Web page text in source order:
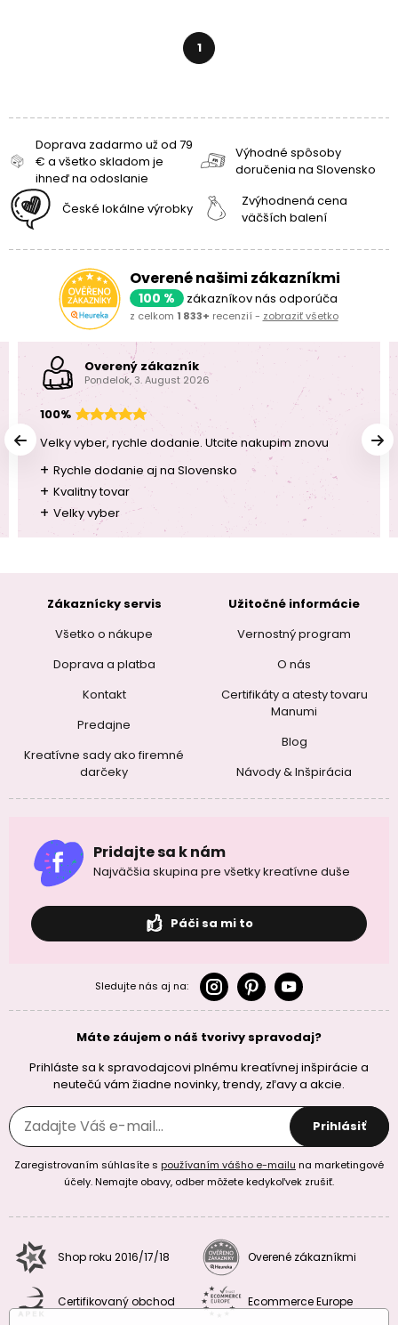
1
Doprava zadarmo už od 79
€ a všetko skladom je
ihneď na odoslanie
Výhodné spôsoby
doručenia na Slovensko
České lokálne výrobky
Zvýhodnená cena
väčších balení
Overené našimi zákazníkmi
100 % zákazníkov nás odporúča
z celkom 1 833+ recenzií - zobraziť všetko
Overený zákazník
Pondelok, 3. August 2026
100%
Velky vyber, rychle dodanie. Utcite nakupim znovu
+ Rychle dodanie aj na Slovensko
+ Kvalitny tovar
+ Velky vyber
Zákaznícky servis
Všetko o nákupe
Doprava a platba
Kontakt
Predajne
Kreatívne sady ako firemné
darčeky
Užitočné informácie
Vernostný program
O nás
Certifikáty a atesty tovaru
Manumi
Blog
Návody & Inšpirácia
Pridajte sa k nám
Najväčšia skupina pre všetky kreatívne duše
Páči sa mi to
Sledujte nás aj na:
Máte záujem o náš tvorivy spravodaj?
Prihláste sa k spravodajcovi plnému kreatívnej inšpirácie a
neutečú vám žiadne novinky, trendy, zľavy a akcie.
Prihlásiť
Zaregistrovaním súhlasíte s používaním vášho e-mailu na marketingové
účely. Nemajte obavy, odber môžete kedykoľvek zrušiť.
Shop roku 2016/17/18 Overené zákazníkmi
Certifikovaný obchod Ecommerce Europe